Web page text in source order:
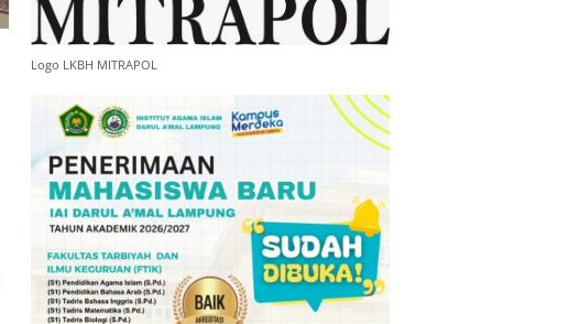
Logo LKBH MITRAPOL